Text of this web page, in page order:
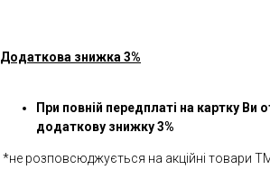
Додаткова знижка 3%
При повній передплаті на картку Ви
додаткову знижку 3%
*не розповсюджується на акційні товари